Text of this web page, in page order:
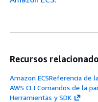
Recursos
Amazon ECSReferencia de
AWS CLI Comandos de la
Herramientas y SDK